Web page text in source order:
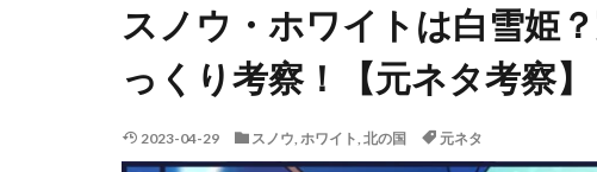
スノウ・ホワイトは白雪姫
っくり考察！【元ネタ考察】
2023-04-29 スノウ, ホワイト, 北の国 元ネタ